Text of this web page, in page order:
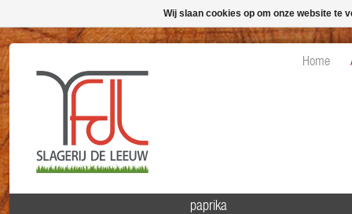
Home
paprika
Wij slaan cookies op om onze website te